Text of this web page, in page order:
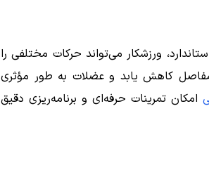
ورزشکار می‌تواند حرکات مختلفی را
کاهش یابد و عضلات به طور مؤثری
امکان تمرینات حرفه‌ای و برنامه‌ریزی دقیق